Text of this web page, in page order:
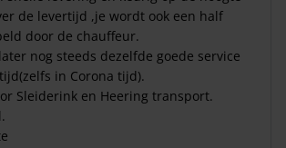
de levertijd ,je wordt ook een half
door de chauffeur.
nog steeds dezelfde goede service
in Corona tijd).
Sleiderink en Heering transport.